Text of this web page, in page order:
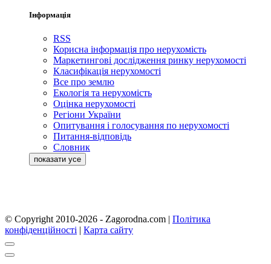
Інформація
RSS
Корисна інформація про нерухомість
Маркетингові дослідження ринку нерухомості
Класифікація нерухомості
Все про землю
Екологія та нерухомість
Оцінка нерухомості
Регіони України
Опитування і голосування по нерухомості
Питання-відповідь
Словник
© Copyright 2010-2026 - Zagorodna.com | Політика
конфіденційності | Карта сайту